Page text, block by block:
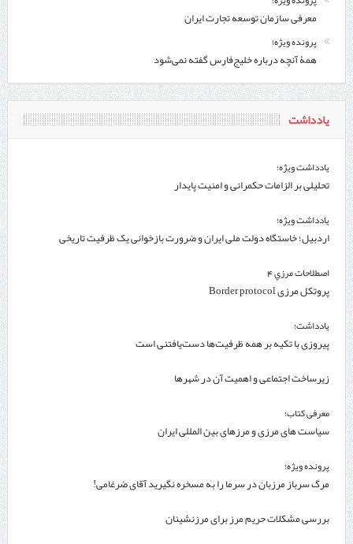
معرفی سازمان توسعه تجارت ایران
پرونده ویژه؛
همۀ آنچه درباره خلیج‌‌فارس گفته نمی‌شود
یادداشت
یادداشت ویژه؛
تحلیلی بر الزامات حکمرانی و امنیت پایدار
یادداشت ویژه؛
اردبیل؛ خاستگاه دولت ملی ایران و ضرورت بازخوانی یک ظرفیت تاریخی
اصطلاحات مرزي 4
پروتکل مرزی Border protocol
یادداشت؛
پیروزی با تکیه بر همه ظرفیت‌ها دست‌یافتنی است
زیرساخت اجتماعی و اهمیت آن در شهرها
معرفی کتاب؛
سیاست های مرزی و مرزهای بین المللی ایران
پرونده ویژه؛
مرگ سرباز مرزبان در سرما را به مسخره نگیرید آقای ضرغامی!
بررسی مشکلات حریم مرز برای مرزنشینان